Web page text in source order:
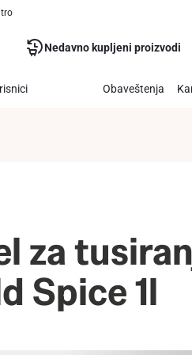
Nedavno kupljeni proizvodi
Obaveštenja
za
Spice 1l